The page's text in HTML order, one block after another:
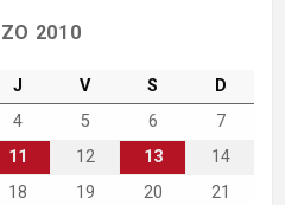
2010
J V S
D
4 5 6
7
11 12 13
14
18 19 20
21